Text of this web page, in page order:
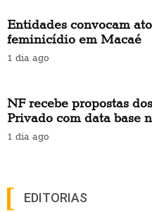
Entidades convocam
feminicídio em Macaé
1 dia ago
NF recebe propostas
Privado com data base
1 dia ago
EDITORIAS